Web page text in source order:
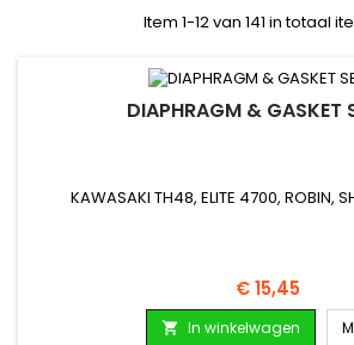
Item 1-12 van 141 in totaal
DIAPHRAGM & GASKET
KAWASAKI TH48, ELITE 4700, ROBIN,
Prijs
€ 15,45
 In winkelwagen